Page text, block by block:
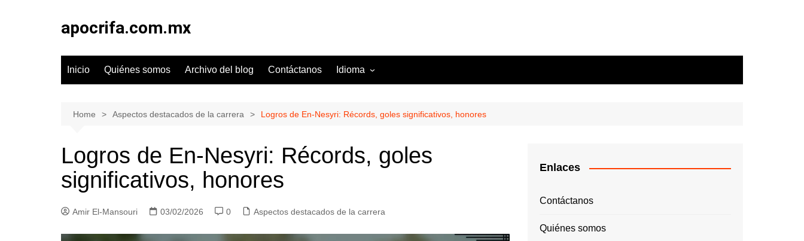
apocrifa.com.mx
Inicio Quiénes somos Archivo del blog Contáctanos Idioma
Danish (DK)
Greek (GR)
Romanian (RO)
English (CA)
Home Aspectos destacados de la carrera Logros de En-Nesyri: Récords, goles significativos, honores
Logros de En-Nesyri: Récords, goles
significativos, honores
Amir El-Mansouri 03/02/2026 0 Aspectos destacados de la carrera
Enlaces
Contáctanos
Quiénes somos